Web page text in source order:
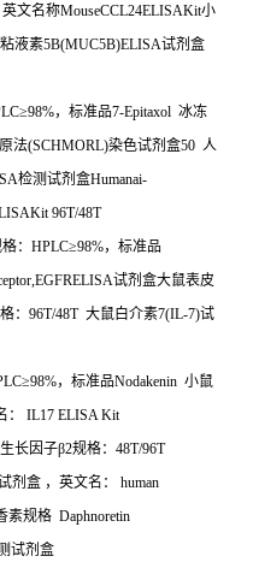
英文名称MouseCCL24ELISAKit小
粘液素5B(MUC5B)ELISA试剂盒
≥98%，标准品7-Epitaxol 冰冻
法(SCHMORL)染色试剂盒50 人
检测试剂盒Humanai-
96T/48T
： HPLC≥98%，标准品
试剂盒大鼠表皮
： 96T/48T 大鼠白介素7(IL-7)试
≥98%，标准品Nodakenin 小鼠
IL17 ELISA Kit
长因子β2规格： 48T/96T
剂盒 ，英文名：
human
素规格 Daphnoretin
试剂盒